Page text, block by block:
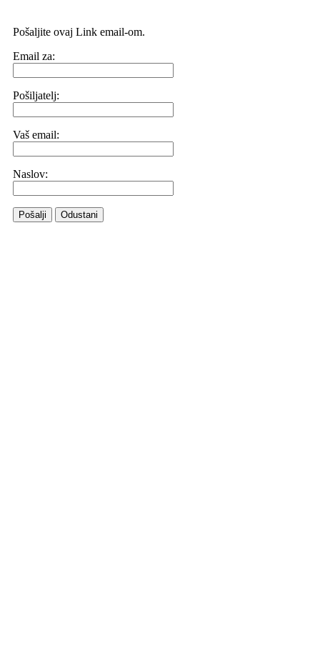
Pošaljite ovaj Link email-om.
Email za:
Pošiljatelj:
Vaš email:
Naslov:
Pošalji Odustani